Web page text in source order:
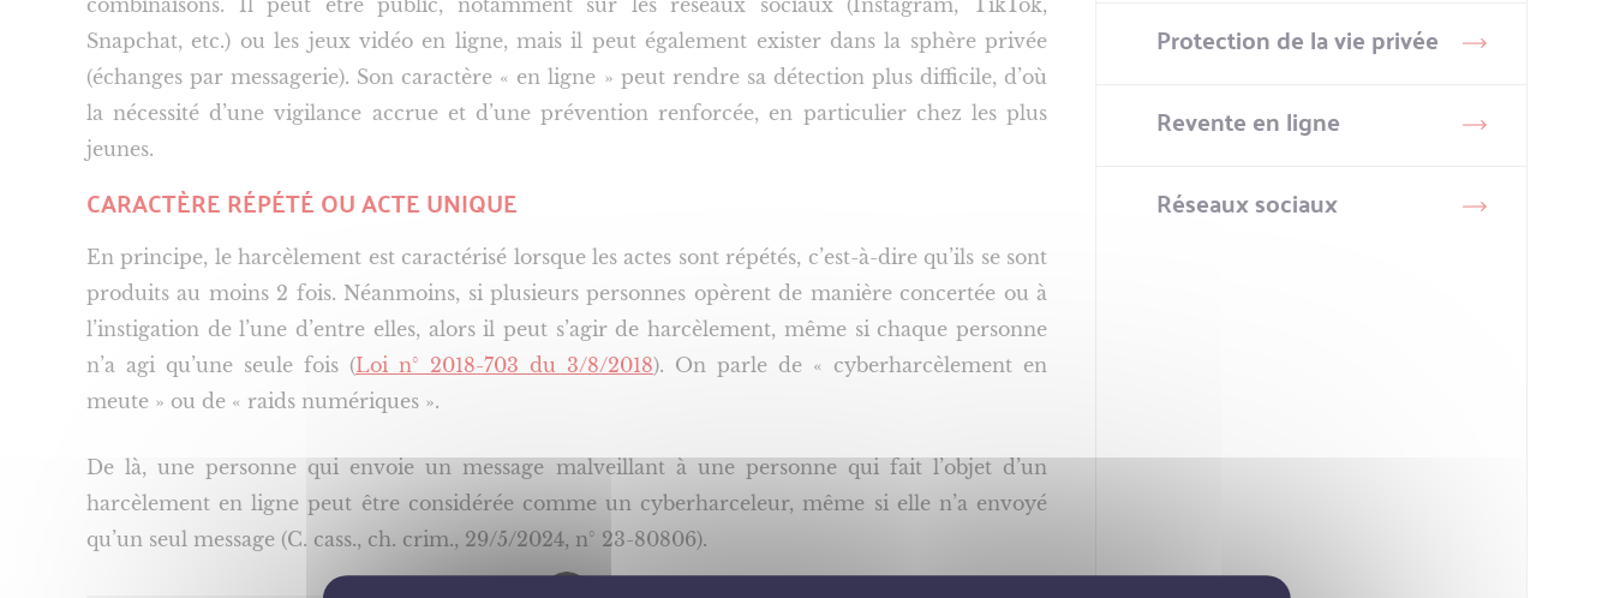
combinaisons. Il peut être public, notamment sur les réseaux sociaux (Instagram, TikTok,
Snapchat, etc.) ou les jeux vidéo en ligne, mais il peut également exister dans la sphère privée
(échanges par messagerie). Son caractère « en ligne » peut rendre sa détection plus difficile, d’où
la nécessité d’une vigilance accrue et d’une prévention renforcée, en particulier chez les plus
jeunes.
CARACTÈRE RÉPÉTÉ OU ACTE UNIQUE
En principe, le harcèlement est caractérisé lorsque les actes sont répétés, c’est-à-dire qu’ils se sont
produits au moins 2 fois. Néanmoins, si plusieurs personnes opèrent de manière concertée ou à
l’instigation de l’une d’entre elles, alors il peut s’agir de harcèlement, même si chaque personne
n’a agi qu’une seule fois (Loi n° 2018-703 du 3/8/2018). On parle de « cyberharcèlement en
meute » ou de « raids numériques ».
De là, une personne qui envoie un message malveillant à une personne qui fait l’objet d’un
harcèlement en ligne peut être considérée comme un cyberharceleur, même si elle n’a envoyé
qu’un seul message (C. cass., ch. crim., 29/5/2024, n° 23-80806).
Protection de la vie privée
Revente en ligne
Réseaux sociaux